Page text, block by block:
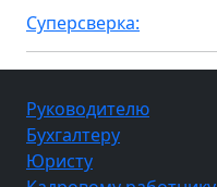
Суперсверка:
Руководителю
Бухгалтеру
Юристу